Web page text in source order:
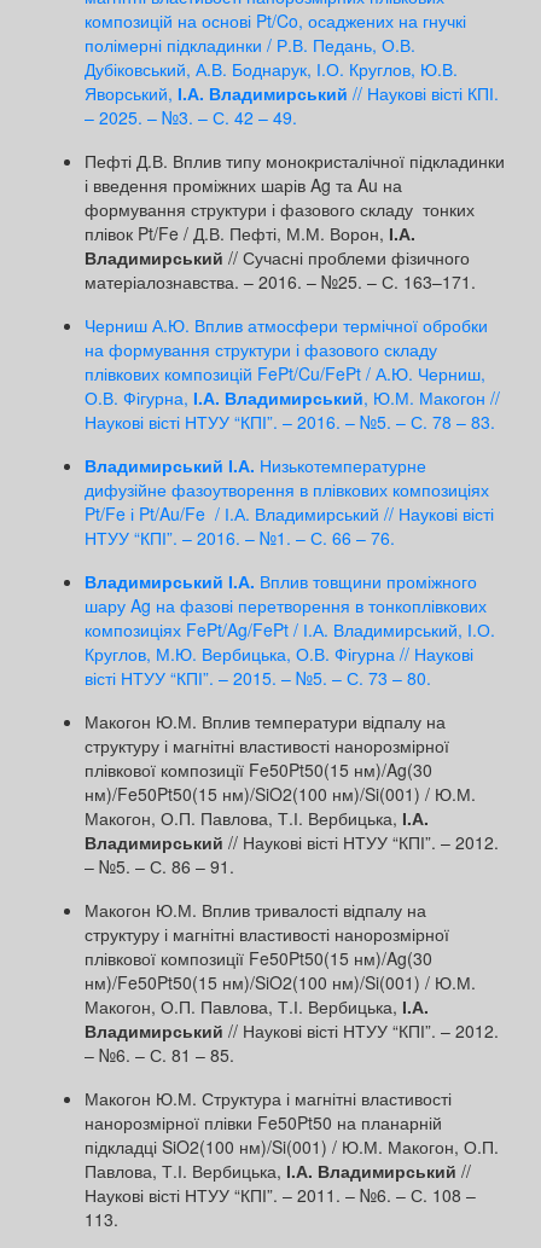
композицій на основі Pt/Co, осаджених на гнучкі
полімерні підкладинки / Р.В. Педань, О.В.
Дубіковський, А.В. Боднарук, І.О. Круглов, Ю.В.
Яворський, І.А. Владимирський // Наукові вісті КПІ.
– 2025. – №3. – С. 42 – 49.
Пефті Д.В. Вплив типу монокристалічної підкладинки
і введення проміжних шарів Ag та Au на
формування структури і фазового складу тонких
плівок Pt/Fe / Д.В. Пефті, М.М. Ворон, І.А.
Владимирський // Сучасні проблеми фізичного
матеріалознавства. – 2016. – №25. – С. 163–171.
Черниш А.Ю. Вплив атмосфери термічної обробки
на формування структури і фазового складу
плівкових композицій FePt/Cu/FePt / А.Ю. Черниш,
О.В. Фігурна, І.А. Владимирський, Ю.М. Макогон //
Наукові вісті НТУУ “КПІ”. – 2016. – №5. – С. 78 – 83.
Владимирський І.А. Низькотемпературне
дифузійне фазоутворення в плівкових композиціях
Pt/Fe і Pt/Au/Fe / І.А. Владимирський // Наукові вісті
НТУУ “КПІ”. – 2016. – №1. – С. 66 – 76.
Владимирський І.А. Вплив товщини проміжного
шару Ag на фазові перетворення в тонкоплівкових
композиціях FePt/Ag/FePt / І.А. Владимирський, І.О.
Круглов, М.Ю. Вербицька, О.В. Фігурна // Наукові
вісті НТУУ “КПІ”. – 2015. – №5. – С. 73 – 80.
Макогон Ю.М. Вплив температури відпалу на
структуру і магнітні властивості нанорозмірної
плівкової композиції Fe50Pt50(15 нм)/Ag(30
нм)/Fe50Pt50(15 нм)/SiO2(100 нм)/Si(001) / Ю.М.
Макогон, О.П. Павлова, Т.І. Вербицька, І.А.
Владимирський // Наукові вісті НТУУ “КПІ”. – 2012.
– №5. – С. 86 – 91.
Макогон Ю.М. Вплив тривалості відпалу на
структуру і магнітні властивості нанорозмірної
плівкової композиції Fe50Pt50(15 нм)/Ag(30
нм)/Fe50Pt50(15 нм)/SiO2(100 нм)/Si(001) / Ю.М.
Макогон, О.П. Павлова, Т.І. Вербицька, І.А.
Владимирський // Наукові вісті НТУУ “КПІ”. – 2012.
– №6. – С. 81 – 85.
Макогон Ю.М. Структура і магнітні властивості
нанорозмірної плівки Fe50Pt50 на планарній
підкладці SiO2(100 нм)/Si(001) / Ю.М. Макогон, О.П.
Павлова, Т.І. Вербицька, І.А. Владимирський //
Наукові вісті НТУУ “КПІ”. – 2011. – №6. – С. 108 –
113.